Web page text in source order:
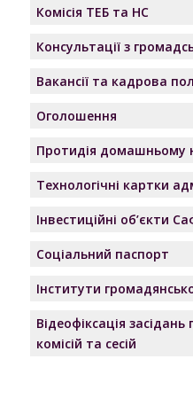
Комісія ТЕБ та НС
Консультації з
Вакансії та кадрова
Оголошення
Протидія домашньому
Технологічні картки
Інвестиційні об’єкти
Соціальний паспорт
Інститути
Відеофіксація
комісій та сесій